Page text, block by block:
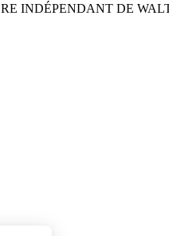
INDÉPENDANT DE